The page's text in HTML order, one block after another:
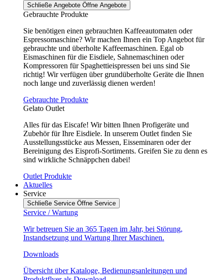
Schließe Angebote Öffne Angebote
Gebrauchte Produkte
Sie benötigen einen gebrauchten Kaffeeautomaten oder
Espressomaschine? Wir machen Ihnen ein Top Angebot für
gebrauchte und überholte Kaffeemaschinen. Egal ob
Eismaschinen für die Eisdiele, Sahnemaschinen oder
Kompressoren für Spaghettieispressen bei uns sind Sie
richtig! Wir verfügen über grundüberholte Geräte die Ihnen
noch lange und zuverlässig dienen werden!
Gebrauchte Produkte
Gelato Outlet
Alles für das Eiscafe! Wir bitten Ihnen Profigeräte und
Zubehör für Ihre Eisdiele. In unserem Outlet finden Sie
Ausstellungsstücke aus Messen, Eisseminaren oder der
Bereinigung des Eisprofi-Sortiments. Greifen Sie zu denn es
sind wirkliche Schnäppchen dabei!
Outlet Produkte
Aktuelles
Service
Schließe Service Öffne Service
Service / Wartung
Wir betreuen Sie an 365 Tagen im Jahr, bei Störung,
Instandsetzung und Wartung Ihrer Maschinen.
Downloads
Übersicht über Kataloge, Bedienungsanleitungen und